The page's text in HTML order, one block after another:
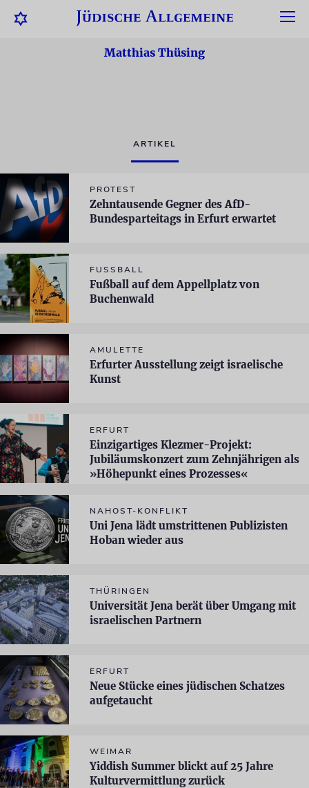
Matthias Thüsing
ARTIKEL
PROTEST
Zehntausende Gegner des AfD-
Bundesparteitags in Erfurt erwartet
FUSSBALL
Fußball auf dem Appellplatz von
Buchenwald
AMULETTE
Erfurter Ausstellung zeigt israelische
Kunst
ERFURT
Einzigartiges Klezmer-Projekt:
Jubiläumskonzert zum Zehnjährigen als
»Höhepunkt eines Prozesses«
NAHOST-KONFLIKT
Uni Jena lädt umstrittenen Publizisten
Hoban wieder aus
THÜRINGEN
Universität Jena berät über Umgang mit
israelischen Partnern
ERFURT
Neue Stücke eines jüdischen Schatzes
aufgetaucht
WEIMAR
Yiddish Summer blickt auf 25 Jahre
Kulturvermittlung zurück